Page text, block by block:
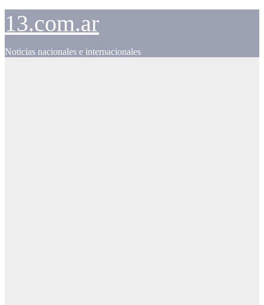
Skip
content
13.com.ar
Noticias nacionales e internacionales